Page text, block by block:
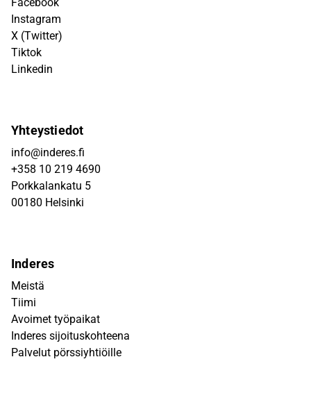
Instagram
X (Twitter)
Tiktok
Linkedin
Yhteystiedot
info@inderes.fi
+358 10 219 4690
Porkkalankatu 5
00180 Helsinki
Inderes
Meistä
Tiimi
Avoimet työpaikat
Inderes sijoituskohteena
Palvelut pörssiyhtiöille